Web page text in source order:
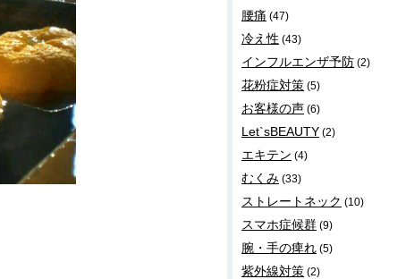
腰痛 (47)
冷え性 (43)
インフルエンザ予防 (2)
花粉症対策 (5)
お客様の声 (6)
Let`sBEAUTY (2)
エキテン (4)
むくみ (33)
ストレートネック (10)
スマホ症候群 (9)
腕・手の痺れ (5)
紫外線対策 (2)